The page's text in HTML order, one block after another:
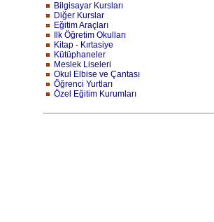
Bilgisayar Kursları
Diğer Kurslar
Eğitim Araçları
Ilk Öğretim Okulları
Kitap - Kırtasiye
Kütüphaneler
Meslek Liseleri
Okul Elbise ve Çantası
Öğrenci Yurtları
Özel Eğitim Kurumları